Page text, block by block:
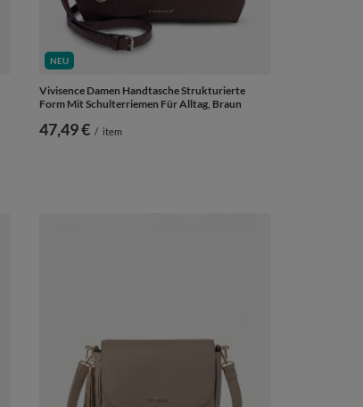
NEU
Vivisence Damen Handtasche Strukturierte
Form Mit Schulterriemen Für Alltag, Braun
47,49 € / item